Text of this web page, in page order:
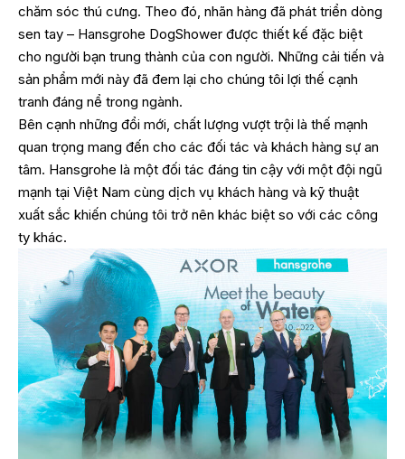
chăm sóc thú cưng. Theo đó, nhãn hàng đã phát triển dòng
sen tay – Hansgrohe DogShower được thiết kế đặc biệt
cho người bạn trung thành của con người. Những cải tiến và
sản phẩm mới này đã đem lại cho chúng tôi lợi thế cạnh
tranh đáng nể trong ngành.
Bên cạnh những đổi mới, chất lượng vượt trội là thế mạnh
quan trọng mang đến cho các đối tác và khách hàng sự an
tâm. Hansgrohe là một đối tác đáng tin cậy với một đội ngũ
mạnh tại Việt Nam cùng dịch vụ khách hàng và kỹ thuật
xuất sắc khiến chúng tôi trở nên khác biệt so với các công
ty khác.